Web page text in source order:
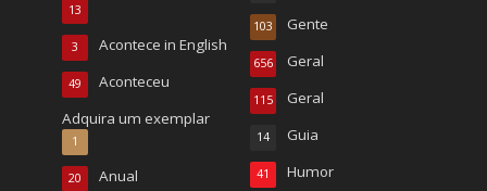
13
Acontece in English
3
Aconteceu
49
Adquira um exemplar
1
Anual
20
Gente
103
Geral
656
Geral
115
Guia
14
Humor
41